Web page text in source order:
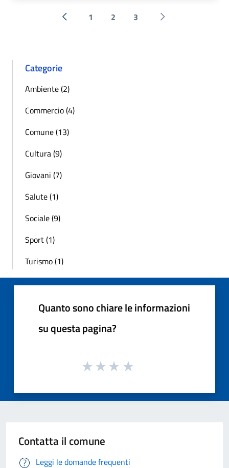
« Precedente
1 2 3 Successiva »
Categorie
Ambiente (2)
Commercio (4)
Comune (13)
Cultura (9)
Giovani (7)
Salute (1)
Sociale (9)
Sport (1)
Turismo (1)
Quanto sono chiare le informazioni
su questa pagina?
Contatta il comune
Leggi le domande frequenti